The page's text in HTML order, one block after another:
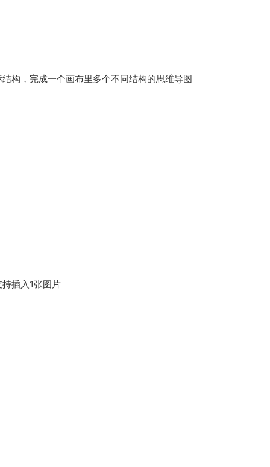
构，完成一个画布里多个不同结构的思维导图
插入1张图片